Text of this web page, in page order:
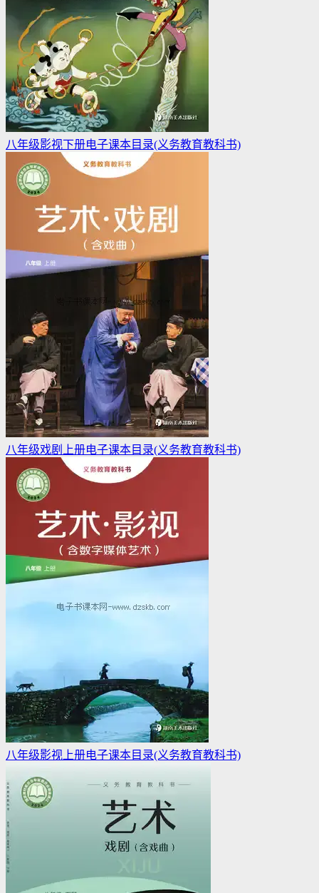
八年级影视下册电子课本目录(义务教育教科书)
八年级戏剧上册电子课本目录(义务教育教科书)
八年级影视上册电子课本目录(义务教育教科书)